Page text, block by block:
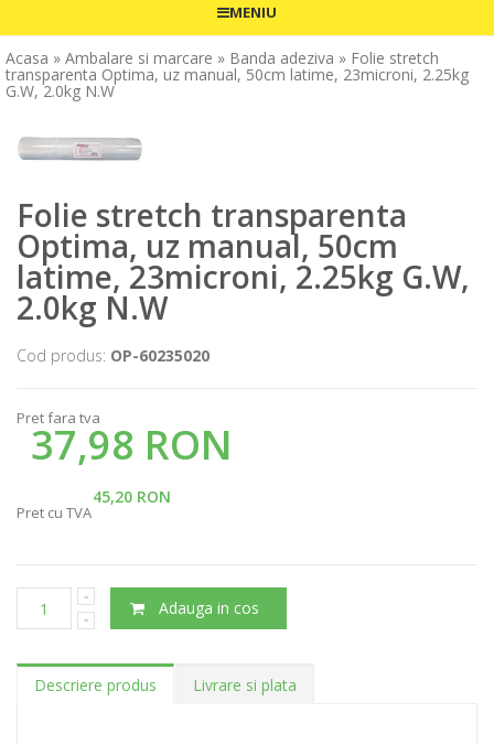
MENIU
Acasa » Ambalare si marcare » Banda adeziva » Folie stretch
transparenta Optima, uz manual, 50cm latime, 23microni, 2.25kg
G.W, 2.0kg N.W
Folie stretch transparenta
Optima, uz manual, 50cm
latime, 23microni, 2.25kg G.W,
2.0kg N.W
Cod produs: OP-60235020
Pret fara tva
37,98 RON
45,20 RON
Pret cu TVA
Adauga in cos
Descriere produs Livrare si plata